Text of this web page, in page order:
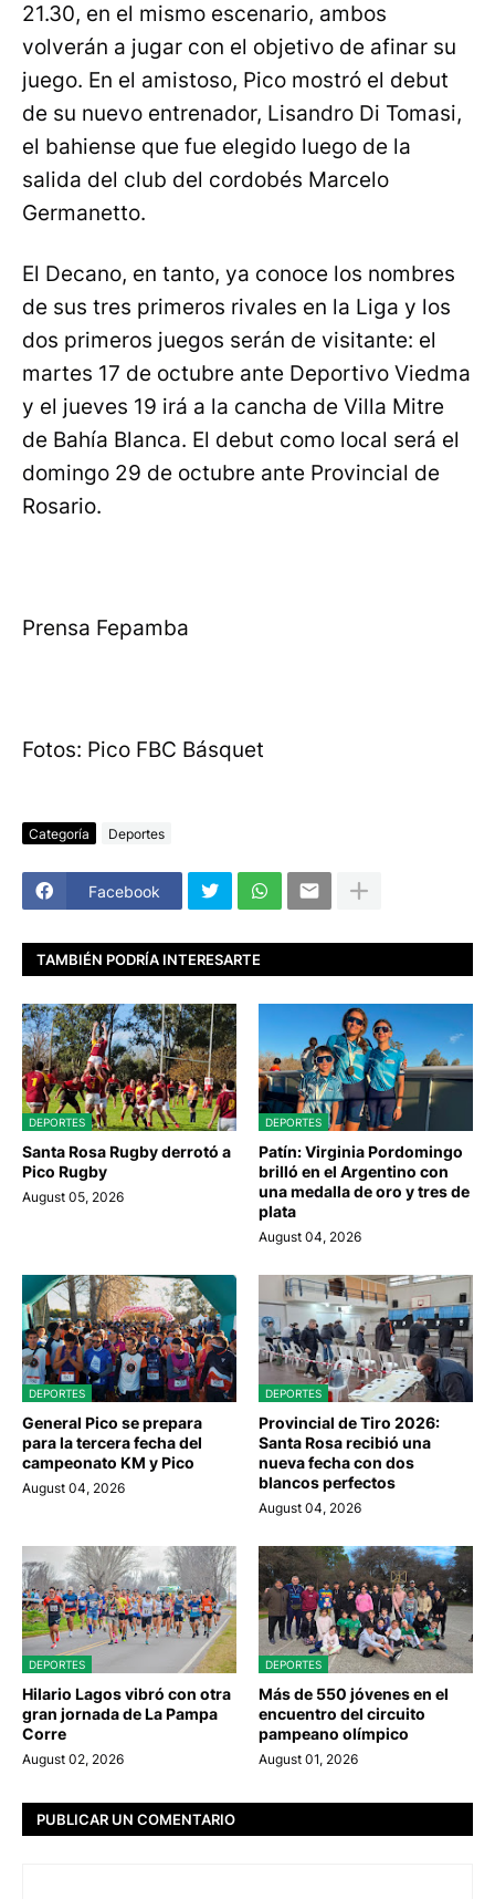
21.30, en el mismo escenario, ambos
volverán a jugar con el objetivo de afinar su
juego. En el amistoso, Pico mostró el debut
de su nuevo entrenador, Lisandro Di Tomasi,
el bahiense que fue elegido luego de la
salida del club del cordobés Marcelo
Germanetto.
El Decano, en tanto, ya conoce los nombres
de sus tres primeros rivales en la Liga y los
dos primeros juegos serán de visitante: el
martes 17 de octubre ante Deportivo Viedma
y el jueves 19 irá a la cancha de Villa Mitre
de Bahía Blanca. El debut como local será el
domingo 29 de octubre ante Provincial de
Rosario.
Prensa Fepamba
Fotos: Pico FBC Básquet
Categoría Deportes
Facebook
TAMBIÉN PODRÍA INTERESARTE
DEPORTES
Santa Rosa Rugby derrotó a
Pico Rugby
August 05, 2026
DEPORTES
Patín: Virginia Pordomingo
brilló en el Argentino con
una medalla de oro y tres de
plata
August 04, 2026
DEPORTES
General Pico se prepara
para la tercera fecha del
campeonato KM y Pico
August 04, 2026
DEPORTES
Provincial de Tiro 2026:
Santa Rosa recibió una
nueva fecha con dos
blancos perfectos
August 04, 2026
DEPORTES
Hilario Lagos vibró con otra
gran jornada de La Pampa
Corre
August 02, 2026
DEPORTES
Más de 550 jóvenes en el
encuentro del circuito
pampeano olímpico
August 01, 2026
PUBLICAR UN COMENTARIO